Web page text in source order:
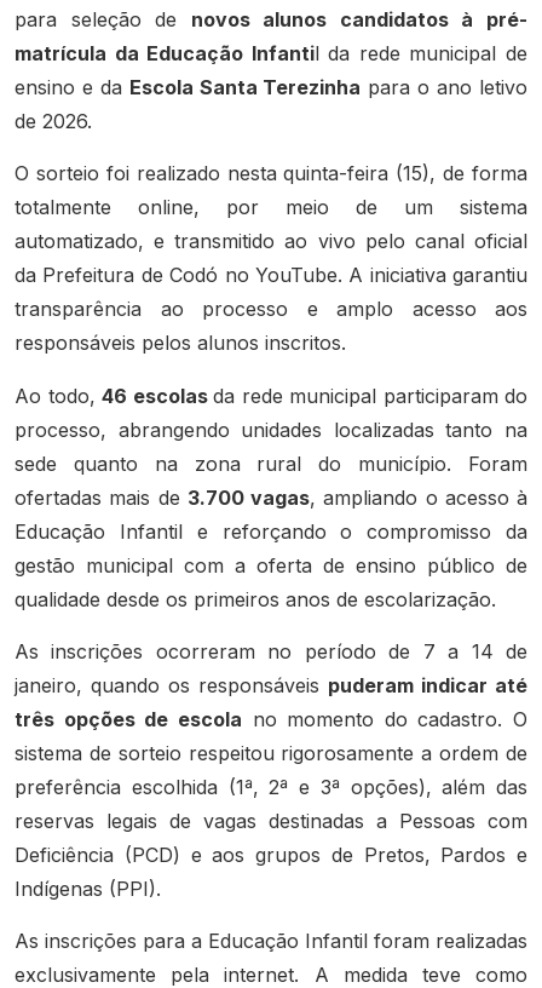
para seleção de novos alunos candidatos à pré-
matrícula da Educação Infantil da rede municipal de
ensino e da Escola Santa Terezinha para o ano letivo
de 2026.
O sorteio foi realizado nesta quinta-feira (15), de forma
totalmente online, por meio de um sistema
automatizado, e transmitido ao vivo pelo canal oficial
da Prefeitura de Codó no YouTube. A iniciativa garantiu
transparência ao processo e amplo acesso aos
responsáveis pelos alunos inscritos.
Ao todo, 46 escolas da rede municipal participaram do
processo, abrangendo unidades localizadas tanto na
sede quanto na zona rural do município. Foram
ofertadas mais de 3.700 vagas, ampliando o acesso à
Educação Infantil e reforçando o compromisso da
gestão municipal com a oferta de ensino público de
qualidade desde os primeiros anos de escolarização.
As inscrições ocorreram no período de 7 a 14 de
janeiro, quando os responsáveis puderam indicar até
três opções de escola no momento do cadastro. O
sistema de sorteio respeitou rigorosamente a ordem de
preferência escolhida (1ª, 2ª e 3ª opções), além das
reservas legais de vagas destinadas a Pessoas com
Deficiência (PCD) e aos grupos de Pretos, Pardos e
Indígenas (PPI).
As inscrições para a Educação Infantil foram realizadas
exclusivamente pela internet. A medida teve como